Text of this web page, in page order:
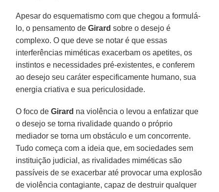
Apesar do esquematismo com que chegou a formulá-
lo, o pensamento deGirard sobre o desejo é
complexo. O que deve se notar é que essas
interferências miméticas exacerbam os apetites, os
instintos e necessidades pré-existentes, e conferem
ao desejo seu caráter especificamente humano, sua
energia criativa e sua periculosidade.
O foco deGirard na violência o levou a enfatizar que
o desejo se torna rivalidade quando o próprio
mediador se torna um obstáculo e um concorrente.
Tudo começa com a ideia que, em sociedades sem
instituição judicial, as rivalidades miméticas são
passíveis de se exacerbar até provocar uma explosão
de violência contagiante, capaz de destruir qualquer